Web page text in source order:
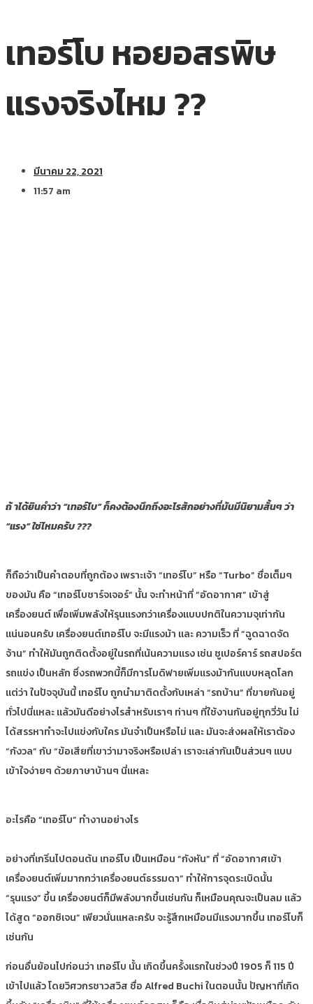
เทอร์โบ หอยอสรพิษ
แรงจริงไหม ??
มีนาคม 22, 2021
11:57 am
ถ้ าได้ยินคำว่า “เทอร์โบ” ก็คงต้องนึกถึงอะไรสักอย่างที่มันมีนิยามสั้นๆ ว่า
“แรง” ใช่ไหมครับ ???
ก็ถือว่าเป็นคำตอบที่ถูกต้อง เพราะเจ้า “เทอร์โบ” หรือ “Turbo” ชื่อเต็มๆ
ของมัน คือ “เทอร์โบชาร์จเจอร์” นั้น จะทำหน้าที่ “อัดอากาศ” เข้าสู่
เครื่องยนต์ เพื่อเพิ่มพลังให้รุนแรงกว่าเครื่องแบบปกติในความจุเท่ากัน
แน่นอนครับ เครื่องยนต์เทอร์โบ จะมีแรงม้า และ ความเร็ว ที่ “ฉูดฉาดจัด
จ้าน” ทำให้มันถูกติดตั้งอยู่ในรถที่เน้นความแรง เช่น ซูเปอร์คาร์ รถสปอร์ต
รถแข่ง เป็นหลัก ซึ่งรถพวกนี้ก็มีการโมดิฟายเพิ่มแรงม้ากันแบบหลุดโลก
แต่ว่า ในปัจจุบันนี้ เทอร์โบ ถูกนำมาติดตั้งกับเหล่า “รถบ้าน” ที่ขายกันอยู่
ทั่วไปนี่แหละ แล้วมันดีอย่างไรสำหรับเราๆ ท่านๆ ที่ใช้งานกันอยู่ทุกวี่วัน ไม่
ได้สรรหาทำจะไปแข่งกับใคร มันจำเป็นหรือไม่ และ มันจะส่งผลให้เราต้อง
“กังวล” กับ “ข้อเสียที่เขาว่ามาจริงหรือเปล่า เราจะเล่ากันเป็นส่วนๆ แบบ
เข้าใจง่ายๆ ด้วยภาษาบ้านๆ นี่แหละ
อะไรคือ “เทอร์โบ” ทำงานอย่างไร
อย่างที่เกริ่นไปตอนต้น เทอร์โบ เป็นเหมือน “กังหัน” ที่ “อัดอากาศเข้า
เครื่องยนต์เพิ่มมากกว่าเครื่องยนต์ธรรมดา” ทำให้การจุดระเบิดนั้น
“รุนแรง” ขึ้น เครื่องยนต์ก็มีพลังมากขึ้นเช่นกัน ก็เหมือนคุณจะเป็นลม แล้ว
ได้สูด “ออกซิเจน” เพียวนั่นแหละครับ จะรู้สึกเหมือนมีแรงมากขึ้น เทอร์โบก็
เช่นกัน
ก่อนอื่นย้อนไปก่อนว่า เทอร์โบ นั้น เกิดขึ้นครั้งแรกในช่วงปี 1905 ก็ 115 ปี
เข้าไปแล้ว โดยวิศวกรชาวสวิส ชื่อ Alfred Buchi ในตอนนั้น ปัญหาที่เกิด